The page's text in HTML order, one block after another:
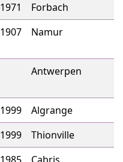
1971
Forbach
1907 Namur
Antwerpen
1999
Algrange
1999
Thionville